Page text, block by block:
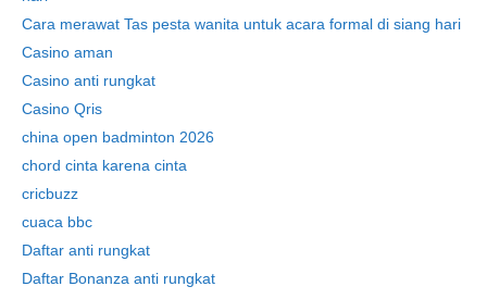
Cara merawat Tas pesta wanita untuk acara formal di siang hari
Casino aman
Casino anti rungkat
Casino Qris
china open badminton 2026
chord cinta karena cinta
cricbuzz
cuaca bbc
Daftar anti rungkat
Daftar Bonanza anti rungkat